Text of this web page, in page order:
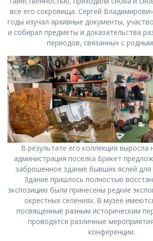
все его сокровища. Сергей
годы изучал архивные документы,
и собирал предметы и доказательства
периодов, связанных с
В результате его коллекция выросла
администрация поселка Брикет
заброшенное здание бывших яслей для
Здание пришлось полностью
экспозицию были принесены редкие
окрестных селениях. В музее
посвященные разным историческим
проводятся различные
конференции.